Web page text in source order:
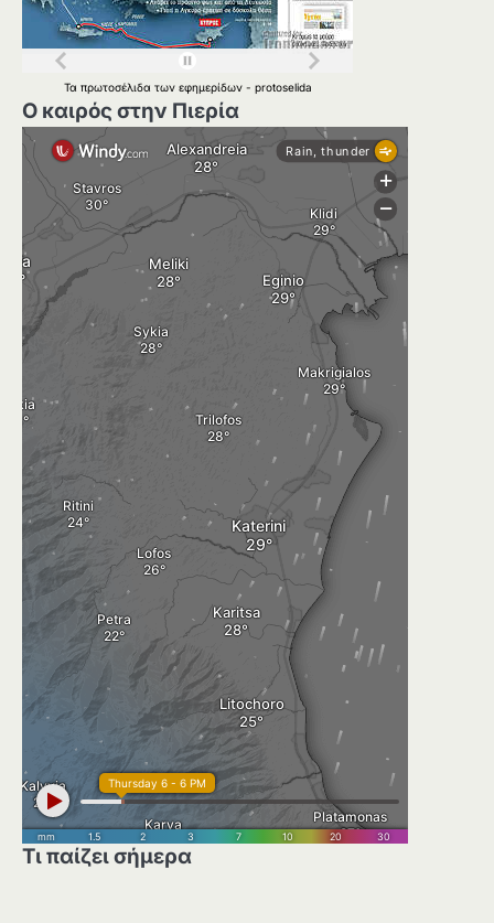
Τα πρωτοσέλιδα των εφημερίδων - protoselida
Ο καιρός στην Πιερία
Τι παίζει σήμερα